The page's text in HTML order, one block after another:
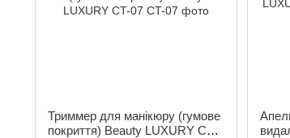
Триммер для манікюру (гумове
покриття) Beauty LUXURY CT-